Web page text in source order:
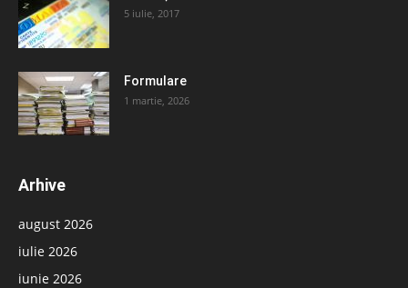
5 iulie, 2017
Formulare
1 martie, 2026
Arhive
august 2026
iulie 2026
iunie 2026